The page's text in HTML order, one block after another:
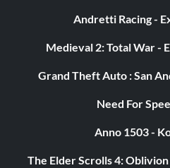
Andretti Racing -
Medieval 2: Total War -
Grand Theft Auto : San
Need For
Anno 1503 -
The Elder Scrolls 4: